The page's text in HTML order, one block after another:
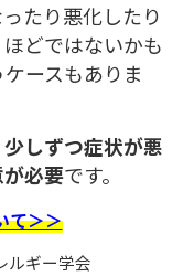
たり悪化したり
どではないかも
ースもありま
しずつ症状が悪
必要です。
て＞＞
ルギー学会